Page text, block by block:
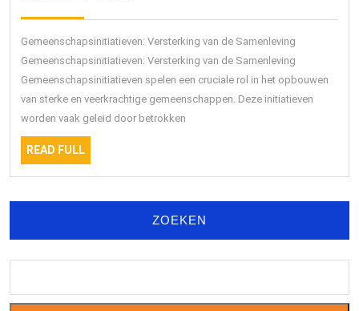
aan
Gemeenschapsinitiatieven: Versterking van de Samenleving
Gemeenschapsinitiatieven: Versterking van de Samenleving
Gemeenschapsinitiatieven spelen een cruciale rol in het opbouwen
van sterke en veerkrachtige gemeenschappen. Deze initiatieven
worden vaak geleid door betrokken
READ FULL
FULL
ZOEKEN